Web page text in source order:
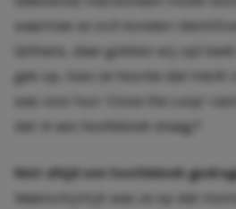
waarmee ze zich konden
(althans, daar gokken wij op)
gek op, toen ze hoorde dat H&M
was voor hun ‘Close the Loop’-
dat ik een hoofddoek draag?’
Niet altijd een hoofddoek
Waarschijnlijk was ze op dat